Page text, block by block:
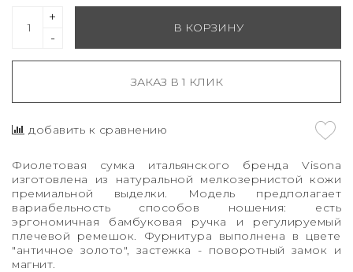
-
+
В КОРЗИНУ
ЗАКАЗ В 1 КЛИК
добавить к сравнению
Фиолетовая сумка итальянского бренда Visona
изготовлена из натуральной мелкозернистой кожи
премиальной выделки. Модель предполагает
вариабельность способов ношения: есть
эргономичная бамбуковая ручка и регулируемый
плечевой ремешок. Фурнитура выполнена в цвете
"античное золото", застежка - поворотный замок и
магнит.